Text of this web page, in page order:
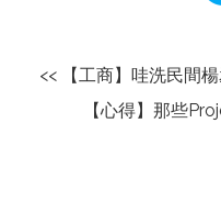
<< 【工商】哇洗民間楊
【心得】那些